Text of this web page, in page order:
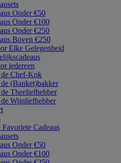
Onder €50
Onder €100
Onder €250
Boven €250
Elke Gelegenheid
iedereen
Chef-Kok
(Banket)bakker
Theeliefhebber
Wijnliefhebber
Favoriete Cadeaus
Onder €50
Onder €100